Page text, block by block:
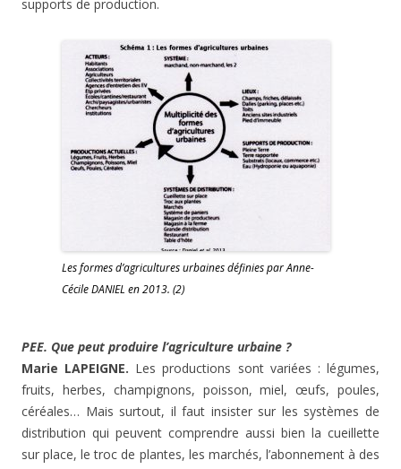
supports de production.
Les formes d’agricultures urbaines définies par Anne-
Cécile DANIEL en 2013. (2)
PEE. Que peut produire l’agriculture urbaine ?
Marie LAPEIGNE. Les productions sont variées : légumes,
fruits, herbes, champignons, poisson, miel, œufs, poules,
céréales… Mais surtout, il faut insister sur les systèmes de
distribution qui peuvent comprendre aussi bien la cueillette
sur place, le troc de plantes, les marchés, l’abonnement à des